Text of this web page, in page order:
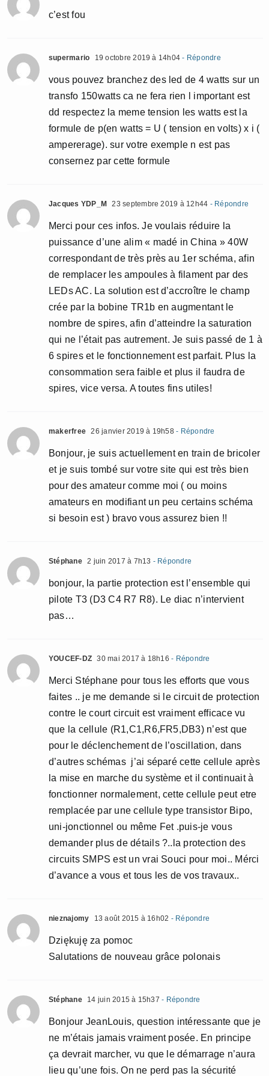
c’est fou
supermario 19 octobre 2019 à 14h04 - Répondre
vous pouvez branchez des led de 4 watts sur un
transfo 150watts ca ne fera rien l important est
dd respectez la meme tension les watts est la
formule de p(en watts = U ( tension en volts) x i (
ampererage). sur votre exemple n est pas
consernez par cette formule
Jacques YDP_M 23 septembre 2019 à 12h44 - Répondre
Merci pour ces infos. Je voulais réduire la
puissance d’une alim « madé in China » 40W
correspondant de très près au 1er schéma, afin
de remplacer les ampoules à filament par des
LEDs AC. La solution est d’accroître le champ
crée par la bobine TR1b en augmentant le
nombre de spires, afin d’atteindre la saturation
qui ne l’était pas autrement. Je suis passé de 1 à
6 spires et le fonctionnement est parfait. Plus la
consommation sera faible et plus il faudra de
spires, vice versa. A toutes fins utiles!
makerfree 26 janvier 2019 à 19h58- Répondre
Bonjour, je suis actuellement en train de bricoler
et je suis tombé sur votre site qui est très bien
pour des amateur comme moi ( ou moins
amateurs en modifiant un peu certains schéma
si besoin est ) bravo vous assurez bien !!
Stéphane 2 juin 2017 à 7h13 - Répondre
bonjour, la partie protection est l’ensemble qui
pilote T3 (D3 C4 R7 R8). Le diac n’intervient
pas…
YOUCEF-DZ 30 mai 2017 à 18h16 - Répondre
Merci Stéphane pour tous les efforts que vous
faites .. je me demande si le circuit de protection
contre le court circuit est vraiment efficace vu
que la cellule (R1,C1,R6,FR5,DB3) n’est que
pour le déclenchement de l’oscillation, dans
d’autres schémas j’ai séparé cette cellule après
la mise en marche du système et il continuait à
fonctionner normalement, cette cellule peut etre
remplacée par une cellule type transistor Bipo,
uni-jonctionnel ou même Fet .puis-je vous
demander plus de détails ?..la protection des
circuits SMPS est un vrai Souci pour moi.. Mérci
d’avance a vous et tous les de vos travaux..
nieznajomy 13 août 2015 à 16h02 - Répondre
Dziękuję za pomoc
Salutations de nouveau grâce polonais
Stéphane 14 juin 2015 à 15h37 - Répondre
Bonjour JeanLouis, question intéressante que je
ne m’étais jamais vraiment posée. En principe
ça devrait marcher, vu que le démarrage n’aura
lieu qu’une fois. On ne perd pas la sécurité